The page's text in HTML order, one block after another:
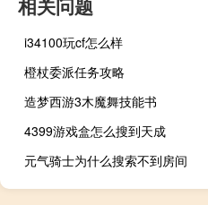
相关问题
i34100玩cf怎么样
橙杖委派任务攻略
造梦西游3木魔舞技能书
4399游戏盒怎么搜到天成
元气骑士为什么搜索不到房间